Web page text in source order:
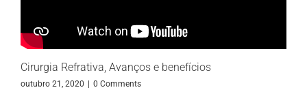
Cirurgia Refrativa, Avanços e benefícios
outubro 21, 2020 0 Comments